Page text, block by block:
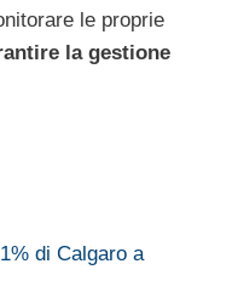
le proprie
la gestione
di Calgaro a